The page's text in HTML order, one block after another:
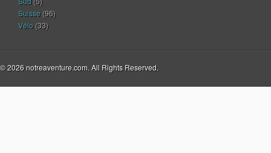
Suisse (96)
Vélo (33)
© 2026 notreaventure.com. All Rights Reserved.